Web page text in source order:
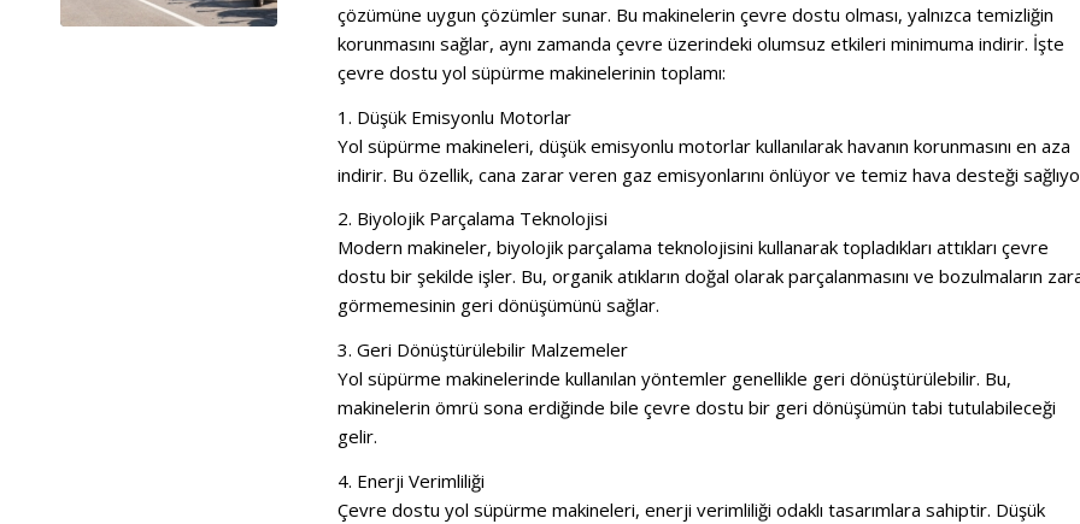
çözümüne uygun çözümler sunar. Bu makinelerin çevre dostu olması, yalnızca temizliğin
korunmasını sağlar, aynı zamanda çevre üzerindeki olumsuz etkileri minimuma indirir. İşte
çevre dostu yol süpürme makinelerinin toplamı:
1. Düşük Emisyonlu Motorlar
Yol süpürme makineleri, düşük emisyonlu motorlar kullanılarak havanın korunmasını en aza
indirir. Bu özellik, cana zarar veren gaz emisyonlarını önlüyor ve temiz hava desteği
2. Biyolojik Parçalama Teknolojisi
Modern makineler, biyolojik parçalama teknolojisini kullanarak topladıkları attıkları çevre
dostu bir şekilde işler. Bu, organik atıkların doğal olarak parçalanmasını ve bozulmaların
görmemesinin geri dönüşümünü sağlar.
3. Geri Dönüştürülebilir Malzemeler
Yol süpürme makinelerinde kullanılan yöntemler genellikle geri dönüştürülebilir. Bu,
makinelerin ömrü sona erdiğinde bile çevre dostu bir geri dönüşümün tabi tutulabileceği
gelir.
4. Enerji Verimliliği
Çevre dostu yol süpürme makineleri, enerji verimliliği odaklı tasarımlara sahiptir. Düşük